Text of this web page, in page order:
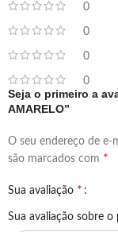
0
0
0
0
Seja o primeiro a
AMARELO”
O seu endereço de e-
são marcados com *
Sua avaliação *
Sua avaliação sobre